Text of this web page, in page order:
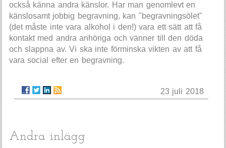
också känna andra känslor. Har man genomlevt en
känslosamt jobbig begravning, kan "begravningsölet"
(det måste inte vara alkohol i den!) vara ett sätt att få
kontakt med andra anhöriga och vänner till den döda
och slappna av. Vi ska inte förminska vikten av att få
vara social efter en begravning.
23 juli 2018
Andra inlägg